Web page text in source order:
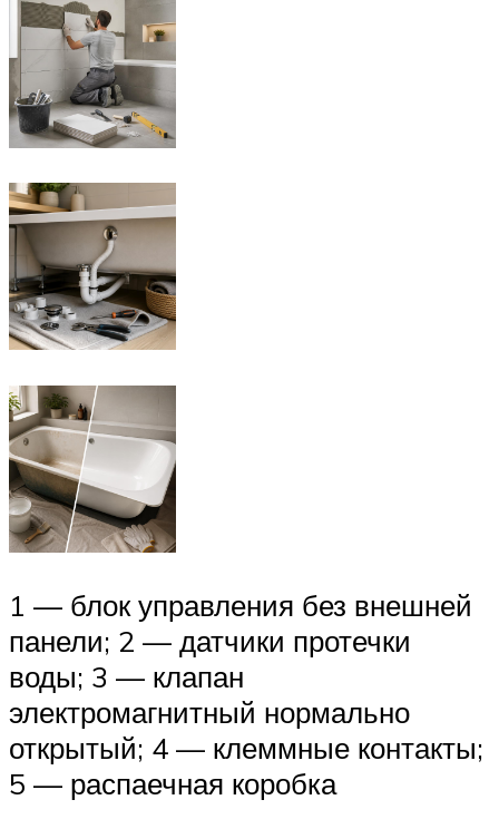
1 — блок управления без внешней
панели; 2 — датчики протечки
воды; 3 — клапан
электромагнитный нормально
открытый; 4 — клеммные контакты;
5 — распаечная коробка